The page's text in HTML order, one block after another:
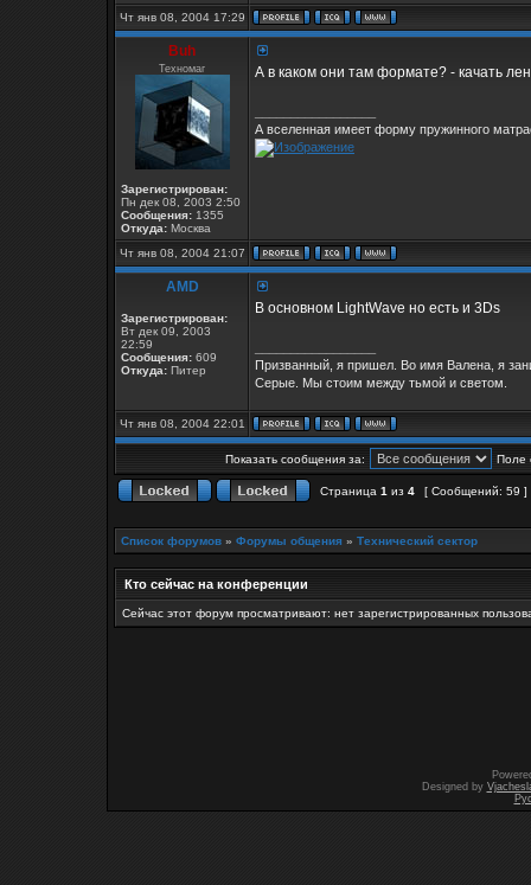
Чт янв 08, 2004 17:29
Buh
Техномаг
Зарегистрирован:
Пн дек 08, 2003 2:50
Сообщения: 1355
Откуда: Москва
А в каком они там формате? - качать
А вселенная имеет форму пружинного
Чт янв 08, 2004 21:07
AMD
Зарегистрирован:
Вт дек 09, 2003
22:59
Сообщения: 609
Откуда: Питер
В основном LightWave но есть и 3Ds
Призванный, я пришел. Во имя Валена, я
Серые. Мы стоим между тьмой и светом.
Чт янв 08, 2004 22:01
Показать сообщения за: Поле
Страница 1 из 4 [ Сообщений: 59 ]
Список форумов » Форумы общения » Технический сектор
Кто сейчас на конференции
Сейчас этот форум просматривают: нет зарегистрированных
Designed by